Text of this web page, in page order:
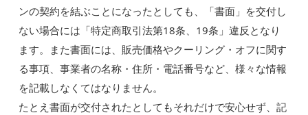
ンの契約を結ぶことになったとしても、「書面」を交付し
ない場合には「特定商取引法第18条、19条」違反となり
ます。また書面には、販売価格やクーリング・オフに関す
る事項、事業者の名称・住所・電話番号など、様々な情報
を記載しなくてはなりません。
たとえ書面が交付されたとしてもそれだけで安心せず、記